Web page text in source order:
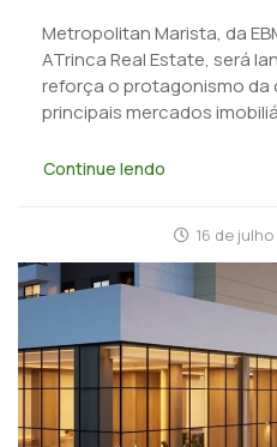
Metropolitan Marista, da
ATrinca Real Estate, será
reforça o protagonismo da
principais mercados
Continue lendo
16 de